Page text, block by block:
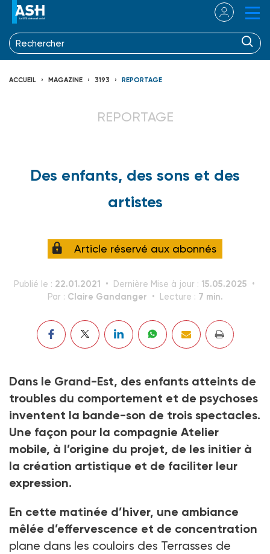
ACCUEIL MAGAZINE 3193 REPORTAGE
REPORTAGE
Des enfants, des sons et des
artistes
Article réservé aux abonnés
Publié le : 22.01.2021 Dernière Mise à jour : 15.05.2025
Par : Claire Gandanger Lecture : 7 min.
Dans le Grand-Est, des enfants atteints de
troubles du comportement et de psychoses
inventent la bande-son de trois spectacles.
Une façon pour la compagnie Atelier
mobile, à l’origine du projet, de les initier à
la création artistique et de faciliter leur
expression.
En cette matinée d’hiver, une ambiance
mêlée d’effervescence et de concentration
plane dans les couloirs des Terrasses de